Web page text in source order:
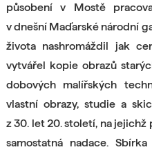
působení v Mostě
v dnešní Maďarské národní
života nashromáždil jak
vytvářel kopie obrazů
dobových malířských
vlastní obrazy, studie a
z 30. let 20. století, na
samostatná nadace.